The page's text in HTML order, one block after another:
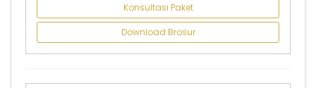
Konsultasi Paket
Download Brosur